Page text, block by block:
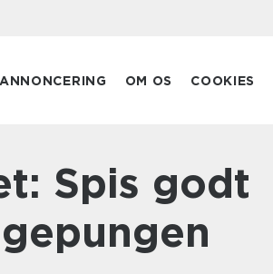
ANNONCERING OM OS COOKIES